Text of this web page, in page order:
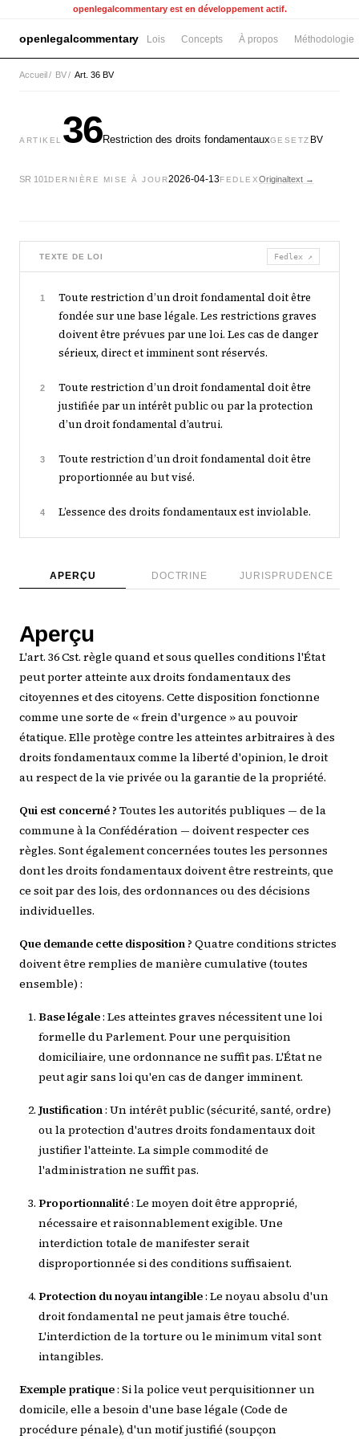
openlegalcommentary est en développement actif.
openlegalcommentary Lois Concepts À propos Méthodologie
Accueil/ BV/ Art. 36 BV
ARTIKEL 36Restriction des droits fondamentauxGESETZ BV
SR 101 DERNIÈRE MISE À JOUR2026-04-13FEDLEXOriginaltext →
TEXTE DE LOI Fedlex ↗
1
Toute restriction d’un droit fondamental doit être
fondée sur une base légale. Les restrictions graves
doivent être prévues par une loi. Les cas de danger
sérieux, direct et imminent sont réservés.
2
Toute restriction d’un droit fondamental doit être
justifiée par un intérêt public ou par la protection
d’un droit fondamental d’autrui.
3
Toute restriction d’un droit fondamental doit être
proportionnée au but visé.
4 L’essence des droits fondamentaux est inviolable.
APERÇU DOCTRINE JURISPRUDENCE
Aperçu
L'art. 36 Cst. règle quand et sous quelles conditions l'État
peut porter atteinte aux droits fondamentaux des
citoyennes et des citoyens. Cette disposition fonctionne
comme une sorte de « frein d'urgence » au pouvoir
étatique. Elle protège contre les atteintes arbitraires à des
droits fondamentaux comme la liberté d'opinion, le droit
au respect de la vie privée ou la garantie de la propriété.
Qui est concerné ? Toutes les autorités publiques — de la
commune à la Confédération — doivent respecter ces
règles. Sont également concernées toutes les personnes
dont les droits fondamentaux doivent être restreints, que
ce soit par des lois, des ordonnances ou des décisions
individuelles.
Que demande cette disposition ? Quatre conditions strictes
doivent être remplies de manière cumulative (toutes
ensemble) :
Base légale: Les atteintes graves nécessitent une loi
formelle du Parlement. Pour une perquisition
domiciliaire, une ordonnance ne suffit pas. L'État ne
peut agir sans loi qu'en cas de danger imminent.
Justification: Un intérêt public (sécurité, santé, ordre)
ou la protection d'autres droits fondamentaux doit
justifier l'atteinte. La simple commodité de
l'administration ne suffit pas.
Proportionnalité: Le moyen doit être approprié,
nécessaire et raisonnablement exigible. Une
interdiction totale de manifester serait
disproportionnée si des conditions suffisaient.
Protection du noyau intangible: Le noyau absolu d'un
droit fondamental ne peut jamais être touché.
L'interdiction de la torture ou le minimum vital sont
intangibles.
Exemple pratique: Si la police veut perquisitionner un
domicile, elle a besoin d'une base légale (Code de
procédure pénale), d'un motif justifié (soupçon